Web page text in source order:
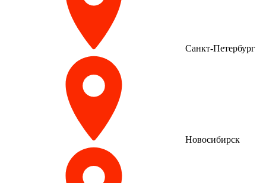
Санкт-Петербург
Новосибирск